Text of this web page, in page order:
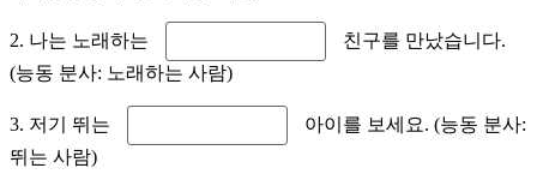
2. 나는 노래하는
친구를 만났습니다.
(능동 분사: 노래하는 사람)
3. 저기 뛰는
아이를 보세요. (능동 분사:
뛰는 사람)